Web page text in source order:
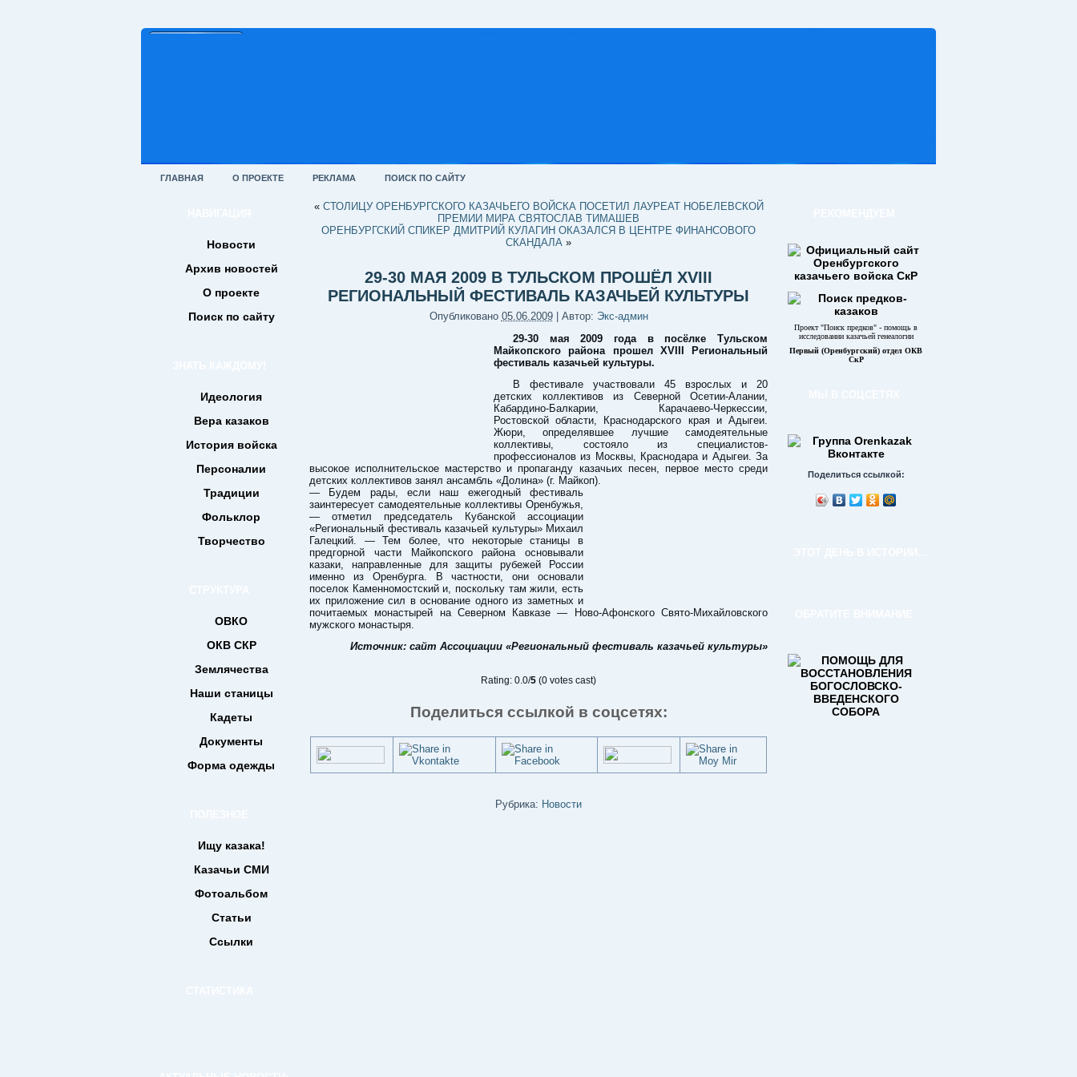
ГЛАВНАЯ О ПРОЕКТЕ РЕКЛАМА ПОИСК ПО САЙТУ
Новости
Архив новостей
О проекте
Поиск по сайту
Идеология
Вера казаков
История войска
Персоналии
Традиции
Фольклор
Творчество
ОВКО
ОКВ СКР
Землячества
Наши станицы
Кадеты
Документы
Форма одежды
Ищу казака!
Казачьи СМИ
Фотоальбом
Статьи
Ссылки
« СТОЛИЦУ ОРЕНБУРГСКОГО КАЗАЧЬЕГО ВОЙСКА ПОСЕТИЛ ЛАУРЕАТ НОБЕЛЕВСКОЙ
ПРЕМИИ МИРА СВЯТОСЛАВ ТИМАШЕВ
ОРЕНБУРГСКИЙ СПИКЕР ДМИТРИЙ КУЛАГИН ОКАЗАЛСЯ В ЦЕНТРЕ ФИНАНСОВОГО
СКАНДАЛА »
29-30 МАЯ 2009 В ТУЛЬСКОМ ПРОШЁЛ XVIII
РЕГИОНАЛЬНЫЙ ФЕСТИВАЛЬ КАЗАЧЬЕЙ КУЛЬТУРЫ
Опубликовано 05.06.2009| Автор: Экс-админ
29-30 мая 2009 года в посёлке Тульском
Майкопского района прошел XVIII Региональный
фестиваль казачьей культуры.
В фестивале участвовали 45 взрослых и 20
детских коллективов из Северной Осетии-Алании,
Кабардино-Балкарии, Карачаево-Черкессии,
Ростовской области, Краснодарского края и Адыгеи.
Жюри, определявшее лучшие самодеятельные
коллективы, состояло из специалистов-
профессионалов из Москвы, Краснодара и Адыгеи. За
высокое исполнительское мастерство и пропаганду казачьих песен, первое место среди
детских коллективов занял ансамбль «Долина» (г. Майкоп).
— Будем рады, если наш ежегодный фестиваль
заинтересует самодеятельные коллективы Оренбужья,
— отметил председатель Кубанской ассоциации
«Региональный фестиваль казачьей культуры» Михаил
Галецкий. — Тем более, что некоторые станицы в
предгорной части Майкопского района основывали
казаки, направленные для защиты рубежей России
именно из Оренбурга. В частности, они основали
поселок Каменномостский и, поскольку там жили, есть
их приложение сил в основание одного из заметных и
почитаемых монастырей на Северном Кавказе — Ново-Афонского Свято-Михайловского
мужского монастыря.
Источник: сайт Ассоциации «Региональный фестиваль казачьей культуры»
Rating: 0.0/5 (0 votes cast)
Поделиться ссылкой в соцсетях:
Рубрика: Новости
Проект "Поиск предков" - помощь в
исследовании казачьей генеалогии
Первый (Оренбургский) отдел ОКВ
СкР
Поделиться ссылкой: